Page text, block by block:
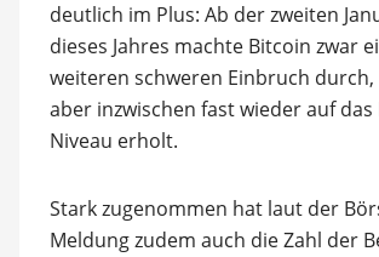
deutlich im Plus: Ab der zweiten
dieses Jahres machte Bitcoin zwar
weiteren schweren Einbruch durch,
aber inzwischen fast wieder auf das
Niveau erholt.
Stark zugenommen hat laut der
Meldung zudem auch die Zahl der